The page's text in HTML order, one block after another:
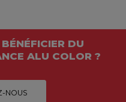
DU
ALU COLOR ?
NOUS